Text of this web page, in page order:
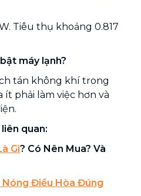
Tiêu thụ khoảng 0.817
máy lạnh?
tán không khí trong
phải làm việc hơn và
quan:
Gì? Có Nên Mua? Và
Nóng Điều Hòa Đúng